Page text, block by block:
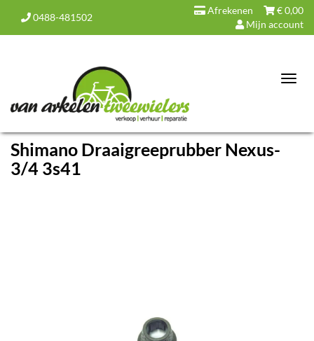
0488-481502
€0,00
Afrekenen
Mijn account
Shimano Draaigreeprubber Nexus-
3/4 3s41